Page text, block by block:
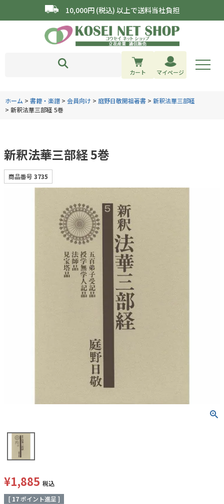
10,000円 (税込) 以上で送料当社負担
カート マイページ
ホーム 書籍・楽譜 会員向け 庭野日敬開祖著書
新釈法華三部経
新釈法華三部経 5巻
新釈法華三部経 5巻
商品番号 3735
¥1,885 税込
[ 17ポイント進呈 ]